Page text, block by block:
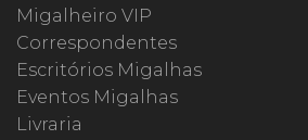
Migalheiro VIP
Correspondentes
Escritórios Migalhas
Eventos Migalhas
Livraria